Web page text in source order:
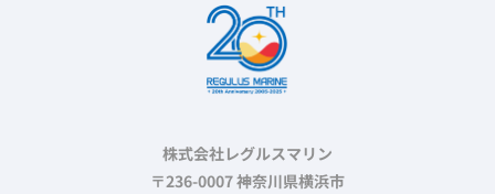
株式会社レグルスマリン
〒236-0007 神奈川県横浜市